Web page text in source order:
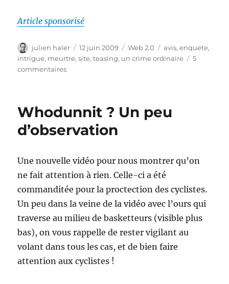
Article sponsorisé
Auteur
julien haler
Publié
le
12 juin 2009 Catégories
Web 2.0 Étiquettes
avis,enquete,
intrigue, meurtre,site,teasing, un crime ordinaire
5
commentairessur
crime
ordinaire
Whodunnit ? Un peu
d’observation
Une nouvelle vidéo pour nous montrer qu’on
ne fait attention à rien. Celle-ci a été
commanditée pour la proctection des cyclistes.
Un peu dans la veine de la vidéo avec l’ours qui
traverse au milieu de basketteurs (visible plus
bas), on vous rappelle de rester vigilant au
volant dans tous les cas, et de bien faire
attention aux cyclistes !